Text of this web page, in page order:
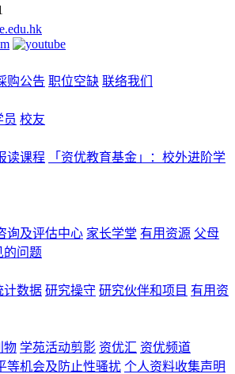
购公告 职位空缺 联络我们
员 校友
读课程
「资优教育基金」：校外进阶学
询及评估中心 家长学堂 有用资源 父母
的问题
计数据 研究操守 研究伙伴和项目 有用资
物 学苑活动剪影 资优汇 资优频道
等机会及防止性骚扰 个人资料收集声明